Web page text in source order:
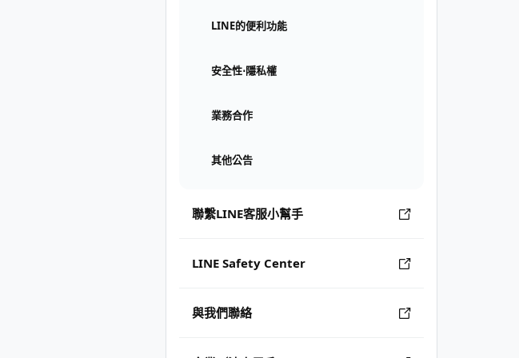
LINE的便利功能
安全性⋅隱私權
業務合作
其他公告
聯繫LINE客服小幫手
LINE Safety Center
與我們聯絡